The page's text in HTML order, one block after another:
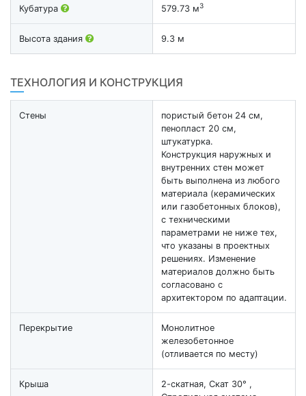
Кубатура 579.73 м3
Высота здания 9.3 м
ТЕХНОЛОГИЯ И КОНСТРУКЦИЯ
Стены
пористый бетон 24 см,
пенопласт 20 см,
штукатурка.
Конструкция наружных и
внутренних стен может
быть выполнена из любого
материала (керамических
или газобетонных блоков),
с техническими
параметрами не ниже тех,
что указаны в проектных
решениях. Изменение
материалов должно быть
согласовано с
архитектором по адаптации.
Перекрытие
Монолитное
железобетонное
(отливается по месту)
Крыша
2-скатная, Скат 30° ,